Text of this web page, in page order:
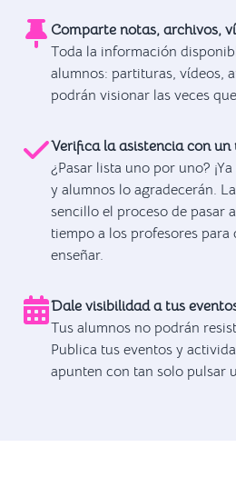
Comparte notas, archivos,
Toda la información
alumnos: partituras, vídeos,
podrán visionar las veces
Verifica la asistencia con un
¿Pasar lista uno por uno?
y alumnos lo agradecerán.
sencillo el proceso de pasar
tiempo a los profesores para
enseñar.
Dale visibilidad a tus
Tus alumnos no podrán
Publica tus eventos y
apunten con tan solo pulsar